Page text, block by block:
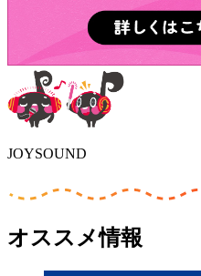
JOYSOUND
オススメ情報